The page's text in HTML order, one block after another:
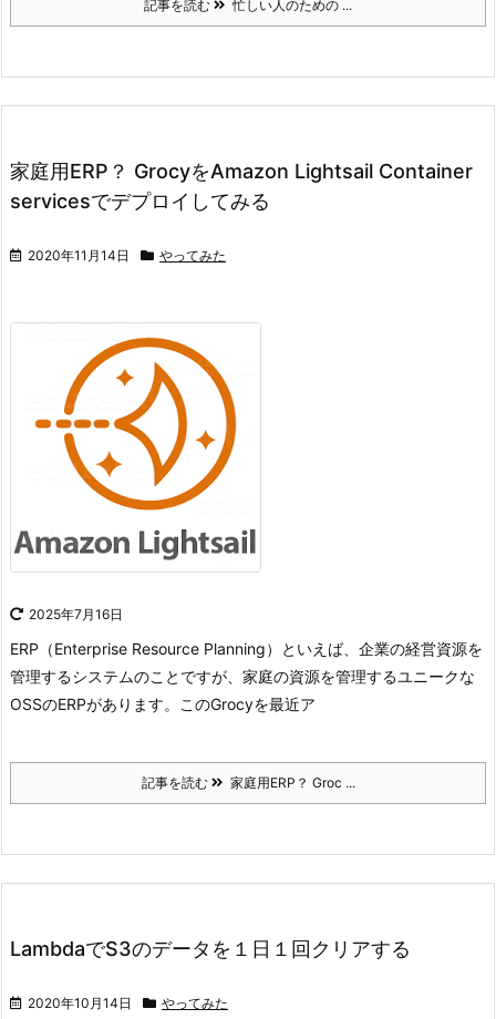
記事を読む 忙しい人のための ...
家庭用ERP？ GrocyをAmazon Lightsail Container
servicesでデプロイしてみる
2020年11月14日 やってみた
2025年7月16日
ERP（Enterprise Resource Planning）といえば、企業の経営資源を
管理するシステムのことですが、家庭の資源を管理するユニークな
OSSのERPがあります。
このGrocyを最近ア
記事を読む 家庭用ERP？ Groc ...
LambdaでS3のデータを１日１回クリアする
2020年10月14日 やってみた